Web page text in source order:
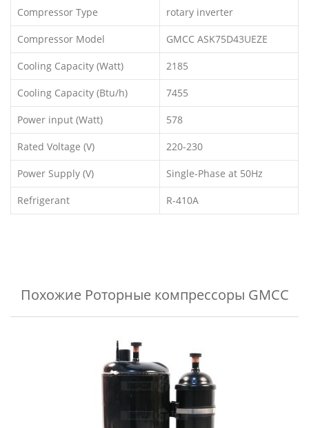
Compressor Type rotary inverter
Compressor Model GMCC ASK75D43UEZE
Cooling Capacity (Watt) 2185
Cooling Capacity (Btu/h) 7455
Power input (Watt) 578
Rated Voltage (V) 220-230
Power Supply (V) Single-Phase at 50Hz
Refrigerant R-410A
Похожие Роторные компрессоры GMCC